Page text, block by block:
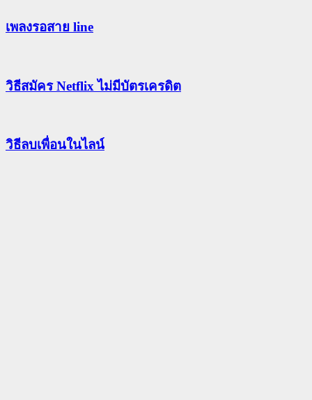
เพลงรอสาย line
วิธีสมัคร Netflix ไม่มีบัตรเครดิต
วิธีลบเพื่อนในไลน์